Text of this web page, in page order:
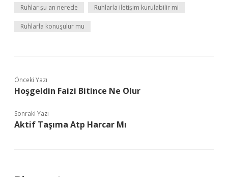
Ruhlar şu an nerede Ruhlarla iletişim kurulabilir mi
Ruhlarla konuşulur mu
Önceki Yazı
Hoşgeldin Faizi Bitince Ne Olur
Sonraki Yazı
Aktif Taşıma Atp Harcar Mı